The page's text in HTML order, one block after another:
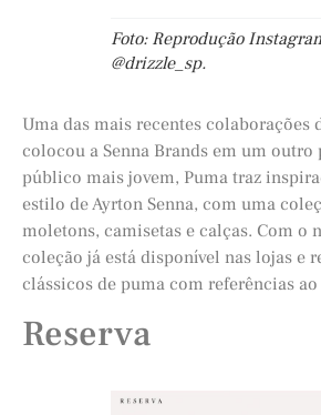
Foto: Reprodução
@drizzle_sp.
Uma das mais recentes colaborações
colocou a Senna Brands em um outro
público mais jovem, Puma traz
estilo de Ayrton Senna, com uma
moletons, camisetas e calças. Com o
coleção já está disponível nas lojas e
clássicos de puma com referências
Reserva